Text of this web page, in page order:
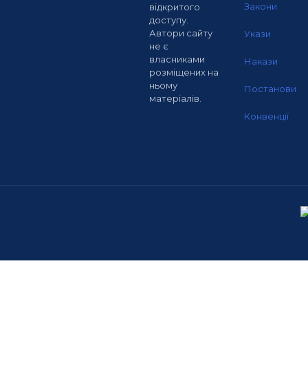
відкритого
доступу.
Автори сайту
не є
власниками
розміщених на
ньому
матеріалів.
Закони
Укази
Накази
Постанови
Конвенції